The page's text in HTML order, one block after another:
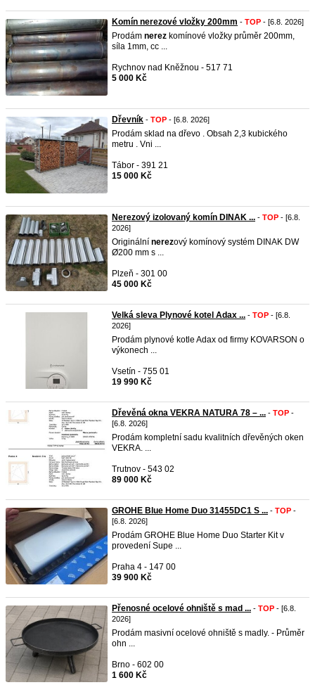
Komín nerezové vložky 200mm - TOP - [6.8. 2026]
Prodám nerez komínové vložky průměr 200mm,
síla 1mm, cc ...
Rychnov nad Kněžnou - 517 71
5 000 Kč
Dřevník - TOP - [6.8. 2026]
Prodám sklad na dřevo . Obsah 2,3 kubického
metru . Vni ...
Tábor - 391 21
15 000 Kč
Nerezový izolovaný komín DINAK ... - TOP - [6.8.
2026]
Originální nerezový komínový systém DINAK DW
Ø200 mm s ...
Plzeň - 301 00
45 000 Kč
Velká sleva Plynové kotel Adax ... - TOP - [6.8.
2026]
Prodám plynové kotle Adax od firmy KOVARSON o
výkonech ...
Vsetín - 755 01
19 990 Kč
Dřevěná okna VEKRA NATURA 78 – ... - TOP -
[6.8. 2026]
Prodám kompletní sadu kvalitních dřevěných oken
VEKRA. ...
Trutnov - 543 02
89 000 Kč
GROHE Blue Home Duo 31455DC1 S ... - TOP -
[6.8. 2026]
Prodám GROHE Blue Home Duo Starter Kit v
provedení Supe ...
Praha 4 - 147 00
39 900 Kč
Přenosné ocelové ohniště s mad ... - TOP - [6.8.
2026]
Prodám masivní ocelové ohniště s madly. - Průměr
ohn ...
Brno - 602 00
1 600 Kč